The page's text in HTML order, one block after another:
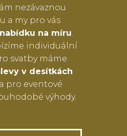
nezávaznou
a my pro vás
na míru.
individuální
svatby máme
v desítkách
a pro eventové
výhody.